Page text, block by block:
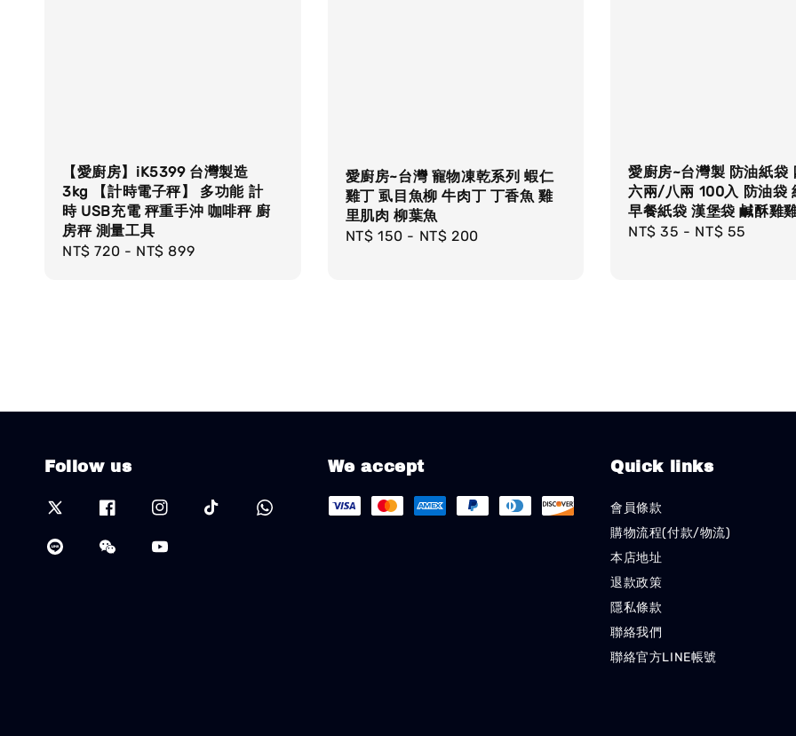
【愛廚房】iK5399 台灣製造
3kg 【計時電子秤】 多功能 計
時 USB充電 秤重手沖 咖啡秤 廚
房秤 測量工具
Regular
NT$ 720 - NT$ 899
愛廚房~台灣 寵物凍乾系列 蝦仁
雞丁 虱目魚柳 牛肉丁 丁香魚 雞
里肌肉 柳葉魚
Regular
NT$ 150 - NT$ 200
愛廚房~台灣製 防油紙袋
六兩/八兩 100入 防油袋
早餐紙袋 漢堡袋 鹹酥雞
Regular
NT$ 35 - NT$ 55
Follow us We accept Quick links
會員條款
購物流程(付款/物流)
本店地址
退款政策
隱私條款
聯絡我們
聯絡官方LINE帳號